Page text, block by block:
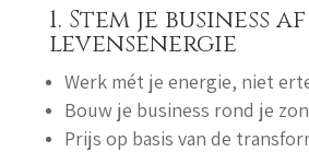
1. Stem je business
levensenergie
Werk mét je energie, niet
Bouw je business rond je
Prijs op basis van de